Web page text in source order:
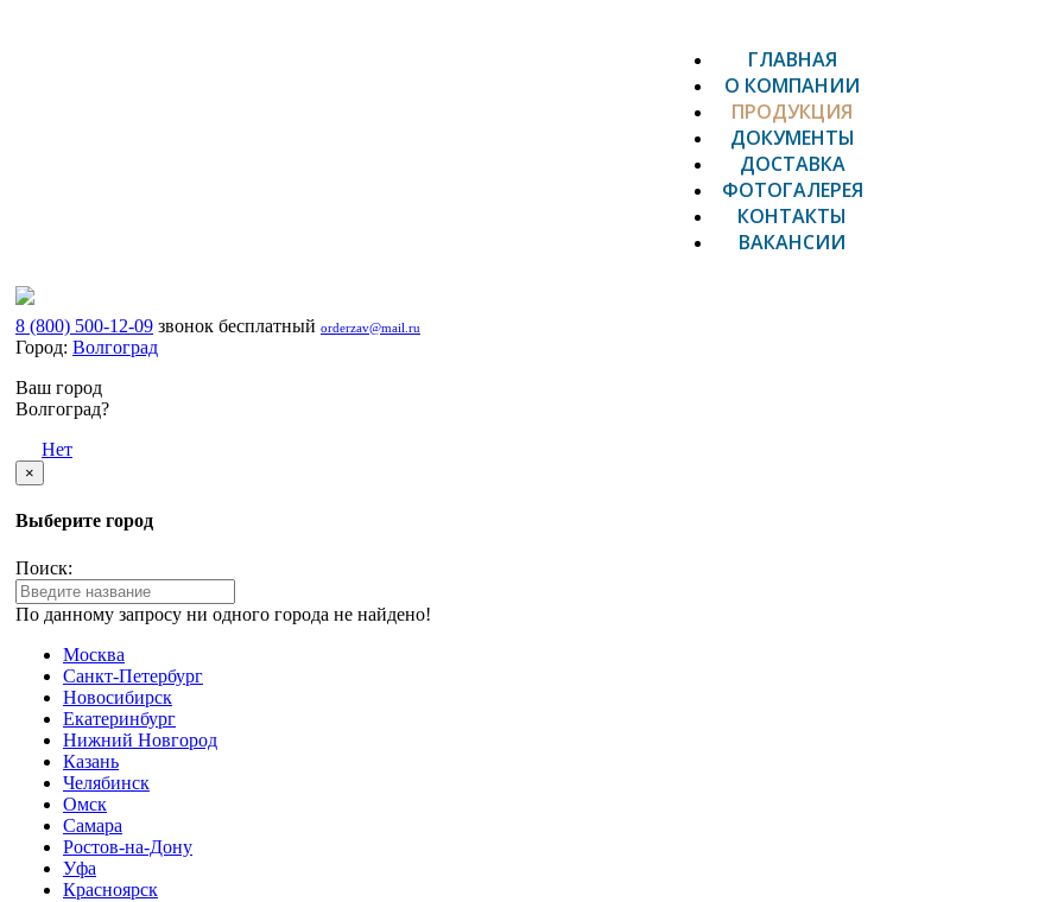
ГЛАВНАЯ
О КОМПАНИИ
ПРОДУКЦИЯ
ДОКУМЕНТЫ
ДОСТАВКА
ФОТОГАЛЕРЕЯ
КОНТАКТЫ
ВАКАНСИИ
8 (800) 500-12-09 звонок бесплатный orderzav@mail.ru
Город: Волгоград
Ваш город
Волгоград?
Нет
×
Выберите город
Поиск:
По данному запросу ни одного города не найдено!
Москва
Санкт-Петербург
Новосибирск
Екатеринбург
Нижний Новгород
Казань
Челябинск
Омск
Самара
Ростов-на-Дону
Уфа
Красноярск